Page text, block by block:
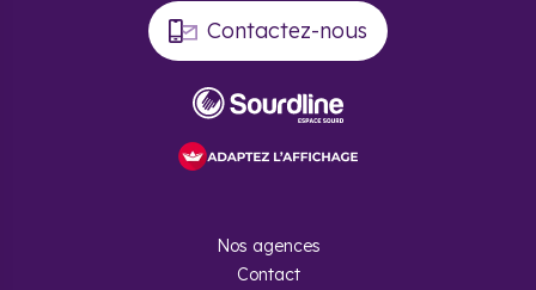
Contactez-nous
Nos agences
Contact